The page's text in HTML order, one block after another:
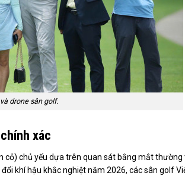
drone sân golf.
xác
cỏ) chủ yếu dựa trên quan sát bằng mắt thường
khí hậu khắc nghiệt năm 2026, các sân golf